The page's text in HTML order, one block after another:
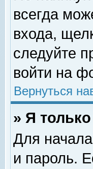
всегда
входа,
следуйте
войти на
Вернуться
» Я
Для
и пароль.